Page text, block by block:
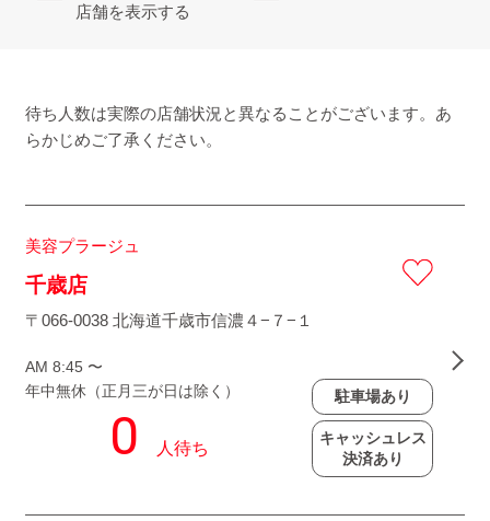
店舗を表示する
待ち人数は実際の店舗状況と異なることがございます。あ
らかじめご了承ください。
美容プラージュ
千歳店
〒066-0038 北海道千歳市信濃４−７−１
AM 8:45 〜
年中無休（正月三が日は除く）
駐車場あり
キャッシュレス
決済あり